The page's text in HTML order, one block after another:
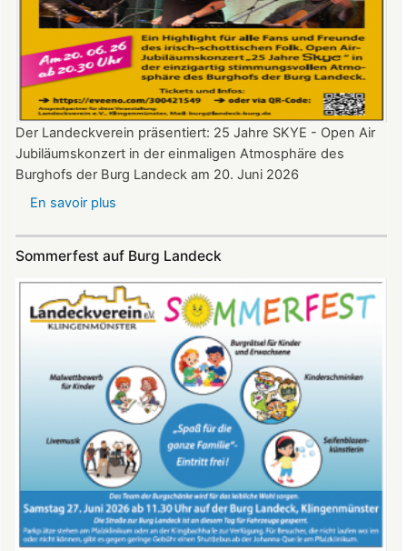
Der Landeckverein präsentiert: 25 Jahre SKYE - Open Air
Jubiläumskonzert in der einmaligen Atmosphäre des
Burghofs der Burg Landeck am 20. Juni 2026
En savoir plus
auf
Burg
Landeck
am
Juni
2026
ab
20:30
Uhr​​​​​​​​​​​​​​
Sommerfest auf Burg Landeck